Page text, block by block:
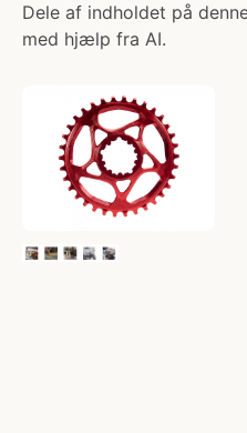
Dele af indholdet på
med hjælp fra AI.